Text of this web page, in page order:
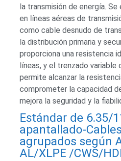
la transmisión de energía.
en líneas aéreas de
como cable desnudo de
la distribución primaria y
proporciona una resistencia
líneas, y el trenzado variable
permite alcanzar la
comprometer la capacidad
mejora la seguridad y la
Estándar de 6.35/
apantallado-
agrupados según
AL/XLPE /CWS/